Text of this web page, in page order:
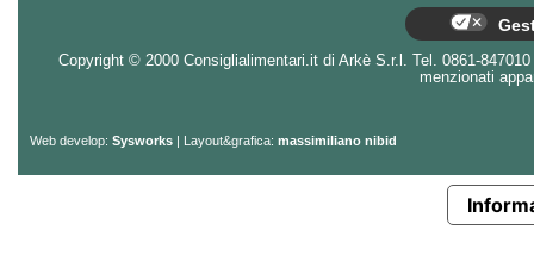
Copyright © 2000 Consiglialimentari.it di Arkè S.r.l. Tel. 0861-
menzionati
Web develop: Sysworks | Layout&grafica: massimiliano nibid